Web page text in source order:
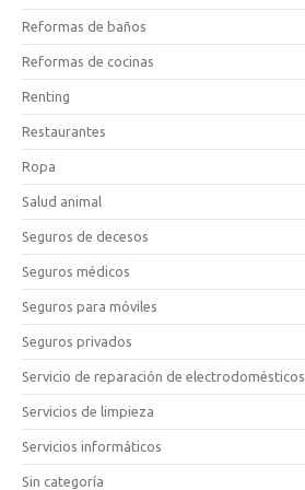
Reformas de baños
Reformas de cocinas
Renting
Restaurantes
Ropa
Salud animal
Seguros de decesos
Seguros médicos
Seguros para móviles
Seguros privados
Servicio de reparación de electrodomésticos
Servicios de limpieza
Servicios informáticos
Sin categoría